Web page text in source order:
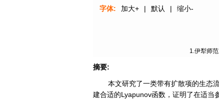
字体:
加大+ | 默认 | 缩小-
1.伊犁师
摘要:
本文研究了一类带有扩散项的生态
建合适的Lyapunov函数，证明了在适当